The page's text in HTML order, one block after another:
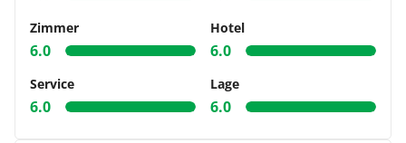
Zimmer
6.0
Hotel
6.0
Service
6.0
Lage
6.0